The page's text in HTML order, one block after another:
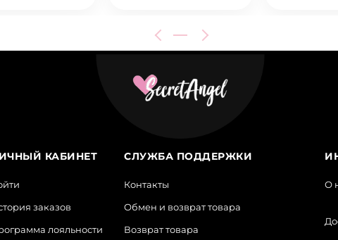
КАБИНЕТ
заказов
лояльности
СЛУЖБА ПОДДЕРЖКИ
Контакты
Обмен и возврат товара
Возврат товара
О